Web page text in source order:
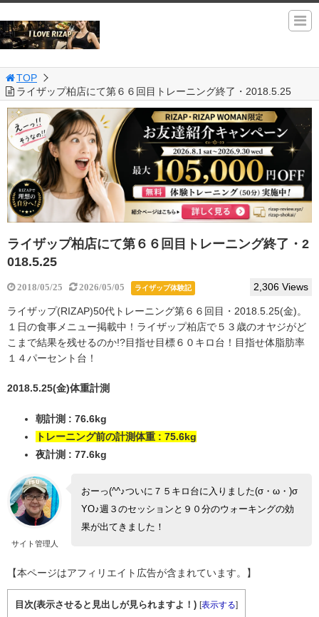
TOP
ライザップ柏店にて第６６回目トレーニング終了・2018.5.25
ライザップ柏店にて第６６回目トレーニング終了・2
018.5.25
2018/05/25 2026/05/05 ライザップ体験記 2,306 Views
ライザップ(RIZAP)50代トレーニング第６６回目・2018.5.25(金)。
１日の食事メニュー掲載中！ライザップ柏店で５３歳のオヤジがど
こまで結果を残せるのか!?目指せ目標６０キロ台！目指せ体脂肪率
１４パーセント台！
2018.5.25(金)体重計測
朝計測 : 76.6kg
トレーニング前の計測体重 : 75.6kg
夜計測 : 77.6kg
サイト管理人
おーっ(^^♪ついに７５キロ台に入りました(σ・ω・)σ
YO♪週３のセッションと９０分のウォーキングの効
果が出てきました！
【本ページはアフィリエイト広告が含まれています。】
目次(表示させると見出しが見られますよ！) [表示する]